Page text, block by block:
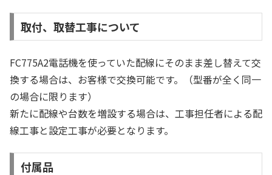
取付、取替工事について
FC775A2電話機を使っていた配線にそのまま差し替えて交
換する場合は、お客様で交換可能です。（型番が全く同一
の場合に限ります）
新たに配線や台数を増設する場合は、工事担任者による配
線工事と設定工事が必要となります。
付属品